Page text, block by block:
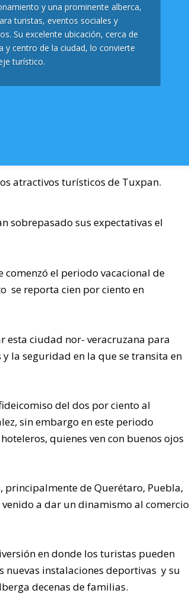
y una prominente alberca,
turistas, eventos sociales y
Su excelente ubicación, cerca de
y centro de la ciudad, lo convierte
turístico.
atractivos turísticos de Tuxpan.
sobrepasado sus expectativas el
el periodo vacacional de
se reporta cien por ciento en
esta ciudad nor- veracruzana para
la seguridad en la que se transita en
del dos por ciento al
sin embargo en este periodo
quienes ven con buenos ojos
de Querétaro, Puebla,
a dar un dinamismo al comercio
en donde los turistas pueden
instalaciones deportivas y su
decenas de familias.